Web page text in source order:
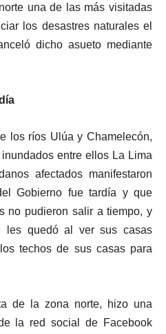
una de las más visitadas
los desastres naturales el
dicho asueto mediante
los ríos Ulúa y Chamelecón,
entre ellos La Lima
afectados manifestaron
Gobierno fue tardía y que
no pudieron salir a tiempo, y
les quedó al ver sus casas
techos de sus casas para
de la zona norte, hizo una
la red social de Facebook